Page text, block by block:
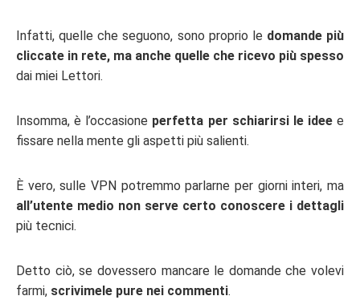
Infatti, quelle che seguono, sono proprio le domande più
cliccate in rete, ma anche quelle che ricevo più spesso
dai miei Lettori.
Insomma, è l’occasione perfetta per schiarirsi le ideee
fissare nella mente gli aspetti più salienti.
È vero, sulle VPN potremmo parlarne per giorni interi, ma
all’utente medio non serve certo conoscere i dettagli
più tecnici.
Detto ciò, se dovessero mancare le domande che volevi
farmi, scrivimele pure nei commenti.